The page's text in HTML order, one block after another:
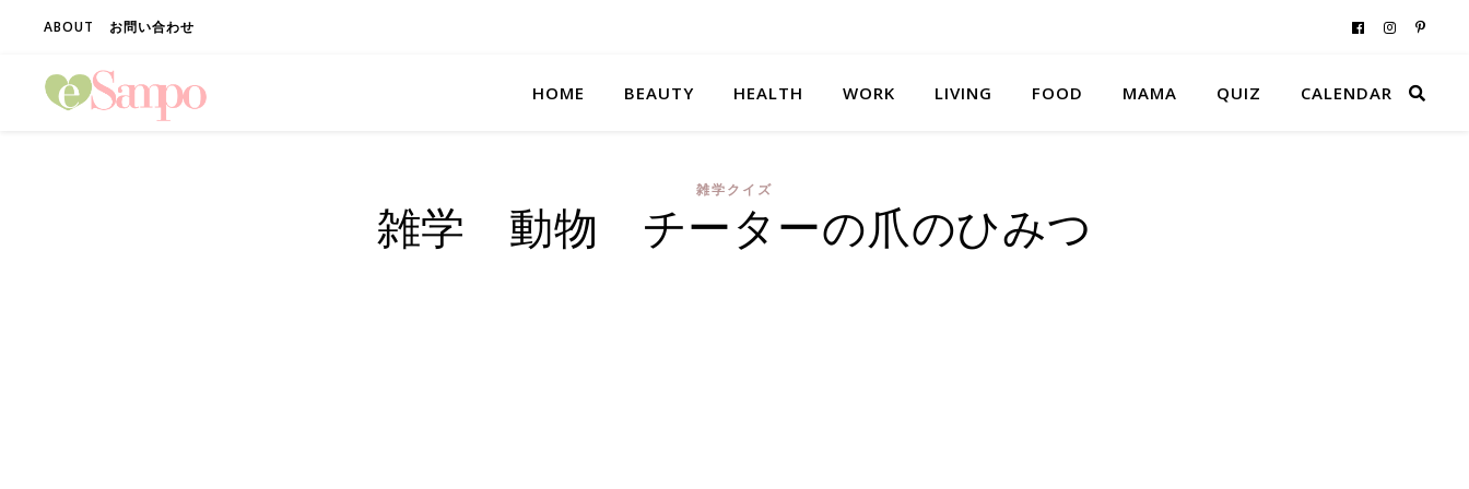
ABOUT お問い合わせ
HOME BEAUTY HEALTH WORK LIVING FOOD MAMA QUIZ CALENDAR
雑学クイズ
雑学 動物 チーターの爪のひみつ